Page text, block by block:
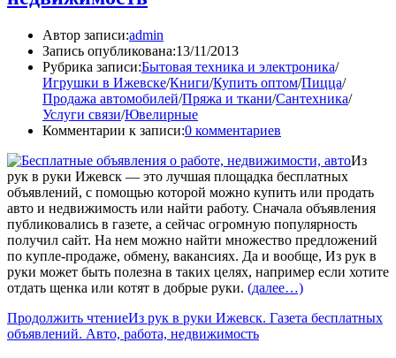
Автор записи:admin
Запись опубликована:13/11/2013
Рубрика записи:Бытовая техника и электроника/
Игрушки в Ижевске/Книги/Купить оптом/Пицца/
Продажа автомобилей/Пряжа и ткани/Сантехника/
Услуги связи/Ювелирные
Комментарии к записи:0 комментариев
Из
рук в руки Ижевск — это лучшая площадка бесплатных
объявлений, с помощью которой можно купить или продать
авто и недвижимость или найти работу. Сначала объявления
публиковались в газете, а сейчас огромную популярность
получил сайт. На нем можно найти множество предложений
по купле-продаже, обмену, вакансиях. Да и вообще, Из рук в
руки может быть полезна в таких целях, например если хотите
отдать щенка или котят в добрые руки. (далее…)
Продолжить чтениеИз рук в руки Ижевск. Газета бесплатных
объявлений. Авто, работа, недвижимость